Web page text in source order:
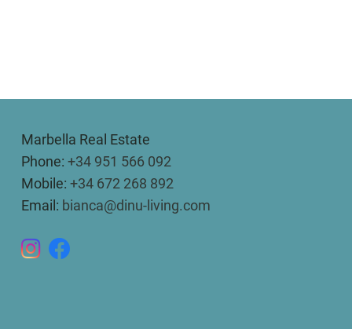
Marbella Real Estate
Phone: +34 951 566 092
Mobile: +34 672 268 892
Email: bianca@dinu-living.com